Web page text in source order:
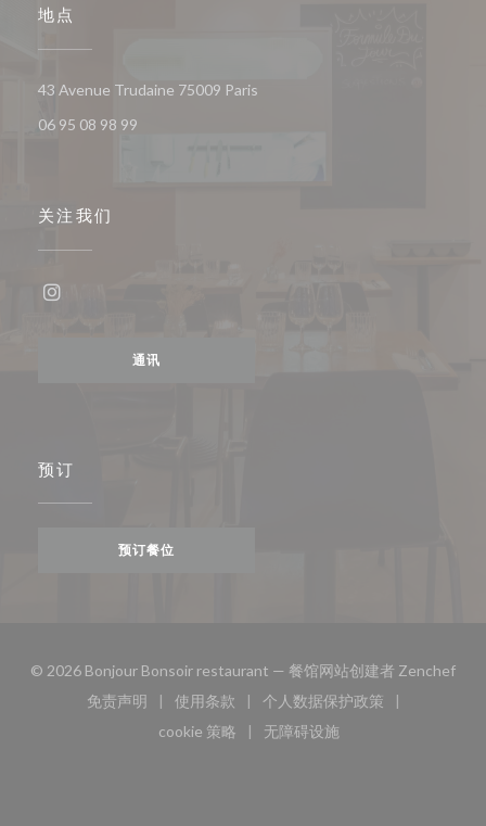
地点
43 Avenue Trudaine 75009 Paris
06 95 08 98 99
关注我们
通讯
预订
预订餐位
© 2026 Bonjour Bonsoir restaurant — 餐馆网站创建者 Zenchef((在
免责声明
((在新窗口中打开))
使用条款
((在新窗口中打开))
个人数据保护政策
((在新窗口中打开))
cookie 策略
((在新窗口中打开))
无障碍设施
((在新窗口中打开))